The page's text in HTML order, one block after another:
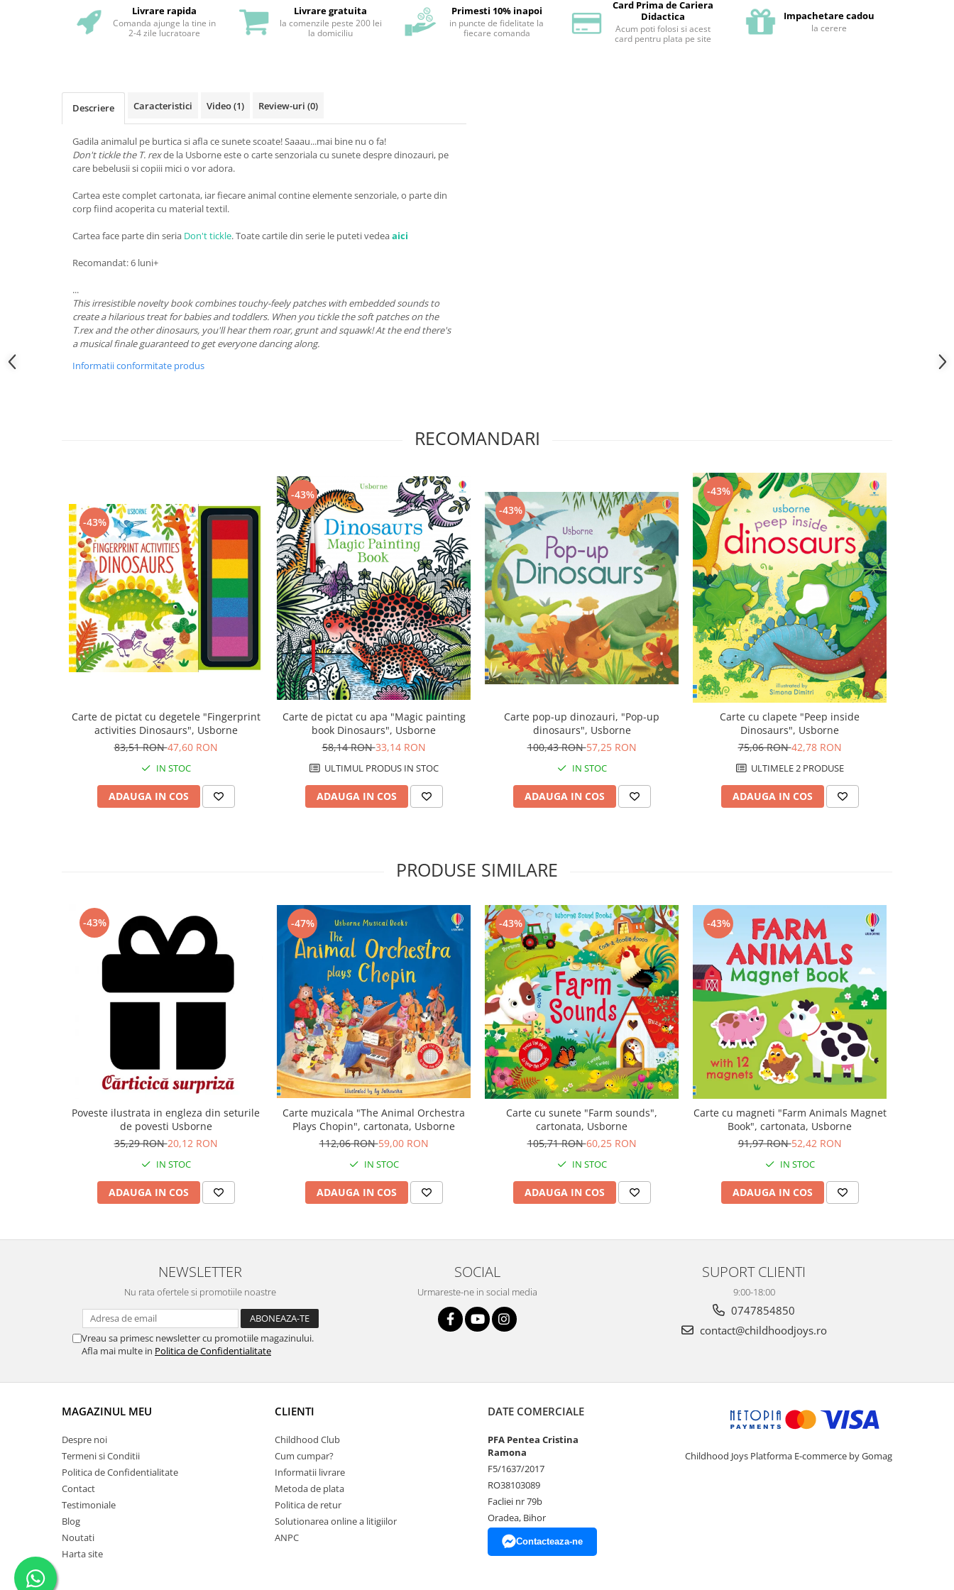
Livrare rapida
Comanda ajunge la tine in
2-4 zile lucratoare
Livrare gratuita
la comenzile peste 200 lei
la domiciliu
Primesti 10% inapoi
in puncte de fidelitate la
fiecare comanda
Card Prima de Cariera
Didactica
Acum poti folosi si acest
card pentru plata pe site
Impachetare cadou
la cerere
Descriere Caracteristici Video(1) Review-uri (0)
Gadila animalul pe burtica si afla ce sunete scoate! Saaau...mai bine nu o fa!
Don't tickle the T. rexde la Usborne este o carte senzoriala cu sunete despre dinozauri, pe
care bebelusii si copiii mici o vor adora.
Cartea este complet cartonata, iar fiecare animal contine elemente senzoriale, o parte din
corp fiind acoperita cu material textil.
Cartea face parte din seria Don't tickle. Toate cartile din serie le puteti vedeaaici
Recomandat: 6 luni+
...
This irresistible novelty book combines touchy-feely patches with embedded sounds to
create a hilarious treat for babies and toddlers. When you tickle the soft patches on the
T.rex and the other dinosaurs, you'll hear them roar, grunt and squawk! At the end there's
a musical finale guaranteed to get everyone dancing along.
Informatii conformitate produs
RECOMANDARI
-43%
Carte de pictat cu degetele "Fingerprint
activities Dinosaurs", Usborne
83,51 RON47,60 RON
IN STOC
ADAUGA IN COS
-43%
Carte de pictat cu apa "Magic painting
book Dinosaurs", Usborne
58,14 RON33,14 RON
ULTIMUL PRODUS IN STOC
ADAUGA IN COS
-43%
Carte pop-up dinozauri, "Pop-up
dinosaurs", Usborne
100,43 RON57,25 RON
IN STOC
ADAUGA IN COS
-43%
Carte cu clapete "Peep inside
Dinosaurs", Usborne
75,06 RON42,78 RON
ULTIMELE 2 PRODUSE
ADAUGA IN COS
PRODUSE SIMILARE
-43%
Poveste ilustrata in engleza din seturile
de povesti Usborne
35,29 RON20,12 RON
IN STOC
ADAUGA IN COS
-47%
Carte muzicala "The Animal Orchestra
Plays Chopin", cartonata, Usborne
112,06 RON59,00 RON
IN STOC
ADAUGA IN COS
-43%
Carte cu sunete "Farm sounds",
cartonata, Usborne
105,71 RON60,25 RON
IN STOC
ADAUGA IN COS
-43%
Carte cu magneti "Farm Animals Magnet
Book", cartonata, Usborne
91,97 RON52,42 RON
IN STOC
ADAUGA IN COS
NEWSLETTER
Nu rata ofertele si promotiile noastre
Vreau sa primesc newsletter cu promotiile magazinului.
Afla mai multe in Politica de Confidentialitate
SOCIAL
Urmareste-ne in social media
SUPORT CLIENTI
9:00-18:00
0747854850
contact@childhoodjoys.ro
MAGAZINUL MEU
Despre noi
Termeni si Conditii
Politica de Confidentialitate
Contact
Testimoniale
Blog
Noutati
Harta site
CLIENTI
Childhood Club
Cum cumpar?
Informatii livrare
Metoda de plata
Politica de retur
Solutionarea online a litigiilor
ANPC
DATE COMERCIALE
PFA Pentea Cristina
Ramona
F5/1637/2017
RO38103089
Facliei nr 79b
Oradea, Bihor
Contacteaza-ne
Childhood Joys Platforma E-commerce by Gomag